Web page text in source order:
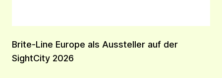
Brite-Line Europe als Aussteller auf der
SightCity 2026